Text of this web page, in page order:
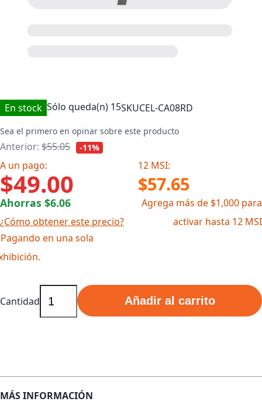
En stock Sólo queda(n) 15SKUCEL-CA08RD
Sea el primero en opinar sobre este producto
Anterior: $55.05 -11%
A un pago: 12 MSI:
$49.00 $57.65
Ahorras $6.06
¿Cómo obtener este precio?
en una sola
Agrega más de $1,000 para
activar hasta 12 MSI
Cantidad Añadir al carrito
MÁS INFORMACIÓN